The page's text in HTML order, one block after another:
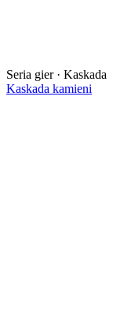
Seria gier · Kaskada
Kaskada kamieni